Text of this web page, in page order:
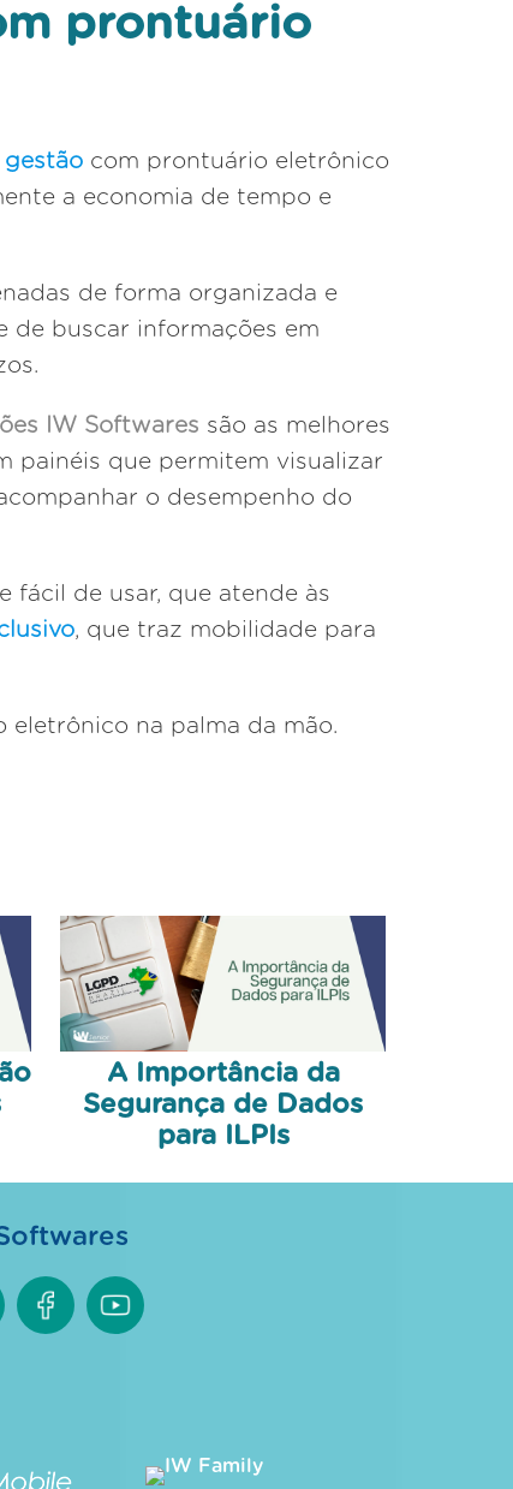
prontuário
com prontuário eletrônico
a economia de tempo e
de forma organizada e
de buscar informações em
IW Softwares são as melhores
painéis que permitem visualizar
o desempenho do
fácil de usar, que atende às
, que traz mobilidade para
na palma da mão.
A Importância da
Segurança de Dados
para ILPIs